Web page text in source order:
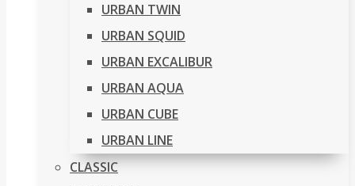
URBAN TWIN
URBAN SQUID
URBAN EXCALIBUR
URBAN AQUA
URBAN CUBE
URBAN LINE
CLASSIC